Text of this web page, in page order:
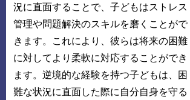
況に直面することで、子どもはストレス
管理や問題解決のスキルを磨くことがで
きます。これにより、彼らは将来の困難
に対してより柔軟に対応することができ
ます。逆境的な経験を持つ子どもは、困
難な状況に直面した際に自分自身を守る